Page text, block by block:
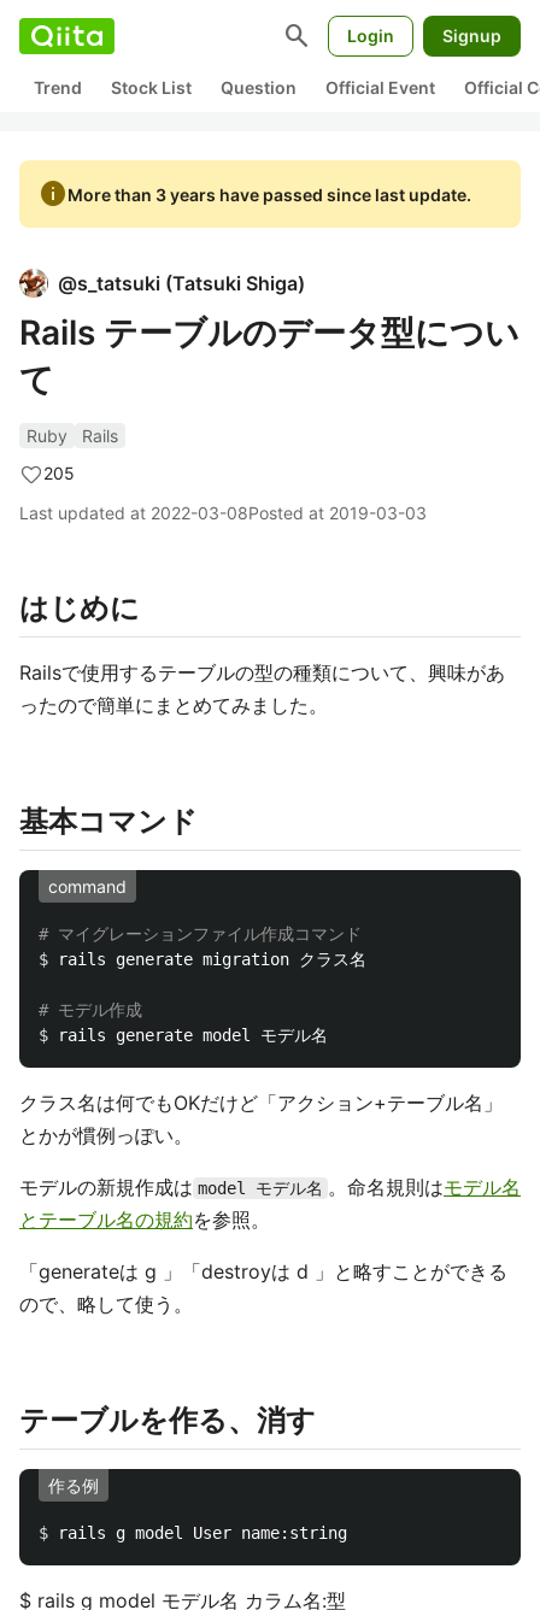
search Login Signup
Trend Stock List Question Official Event Official
infoMore than 3 years have passed since last update.
@s_tatsuki (Tatsuki Shiga)
Rails テーブルのデータ型につい
て
Ruby
Rails
205
Last updated at 2022-03-08Posted at 2019-03-03
はじめに
Railsで使用するテーブルの型の種類について、興味があ
ったので簡単にまとめてみました。
基本コマンド
command
# マイグレーションファイル作成コマンド
$
rails generate migration クラス名
# モデル作成
$
クラス名は何でもOKだけど「アクション+テーブル名」
とかが慣例っぽい。
モデルの新規作成は model モデル名 。命名規則はモデル名
とテーブル名の規約を参照。
「generateは g 」「destroyは d 」と略すことができる
ので、略して使う。
テーブルを作る、消す
作る例
$
$ rails g model モデル名 カラム名:型